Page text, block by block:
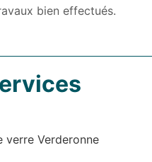
bien effectués.
verre Verderonne